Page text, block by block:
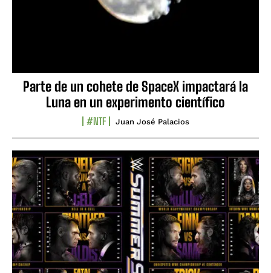
Parte de un cohete de SpaceX impactará la
Luna en un experimento científico
#NTF Juan José Palacios